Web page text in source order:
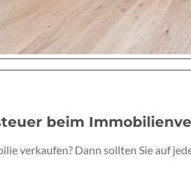
beim
verkaufen? Dann sollten Sie auf